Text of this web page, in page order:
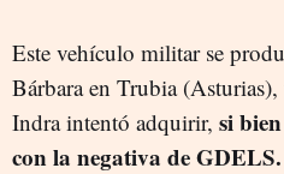
Este vehículo militar se
Bárbara en Trubia
Indra intentó adquirir, si
con la negativa de GDELS.